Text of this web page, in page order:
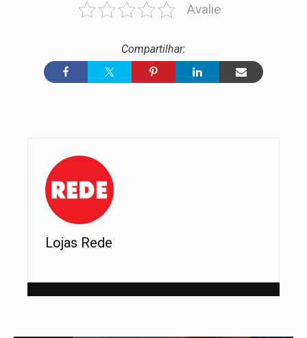
Avalie
Lojas Rede